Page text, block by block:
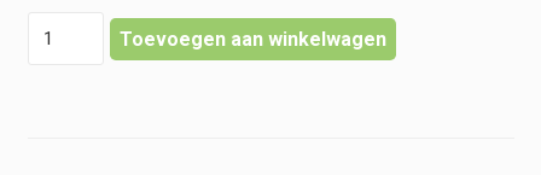
Toevoegen aan winkelwagen